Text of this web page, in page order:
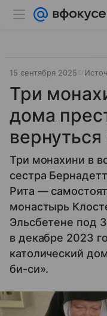
15 сентября 2025
Три
дома
Три монахини в
сестра
Рита —
монастырь
Эльсбетене под
в декабре 2023
католический
би-си».